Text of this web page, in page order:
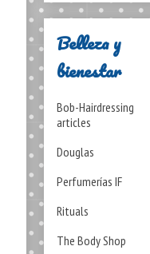
Belleza y
bienestar
Bob-Hairdressing
articles
Douglas
Perfumerías IF
Rituals
The Body Shop